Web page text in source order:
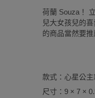
荷蘭 Souza！
兒大女孩兒的
的商品當然要
款式：心星公主
尺寸：9 × 7 ×